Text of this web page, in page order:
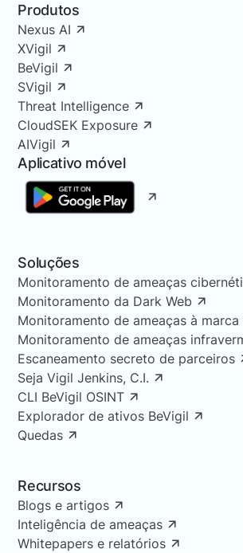
Produtos
Nexus AI
XVigil
BeVigil
SVigil
Threat Intelligence
CloudSEK Exposure
AIVigil
Aplicativo móvel
Soluções
Monitoramento de ameaças
Monitoramento da Dark Web
Monitoramento de ameaças à marca
Monitoramento de ameaças
Escaneamento secreto de parceiros
Seja Vigil Jenkins, C.I.
CLI BeVigil OSINT
Explorador de ativos BeVigil
Quedas
Recursos
Blogs e artigos
Inteligência de ameaças
Whitepapers e relatórios